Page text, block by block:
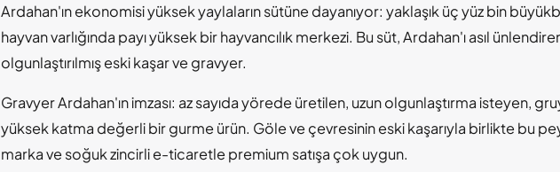
Ardahan'ın ekonomisi yüksek yaylaların sütüne dayanıyor: yaklaşık üç yüz bin
hayvan varlığında payı yüksek bir hayvancılık merkezi. Bu süt, Ardahan'ı asıl
olgunlaştırılmış eski kaşar ve gravyer.
Gravyer Ardahan'ın imzası: az sayıda yörede üretilen, uzun olgunlaştırma isteyen,
yüksek katma değerli bir gurme ürün. Göle ve çevresinin eski kaşarıyla birlikte bu
marka ve soğuk zincirli e-ticaretle premium satışa çok uygun.